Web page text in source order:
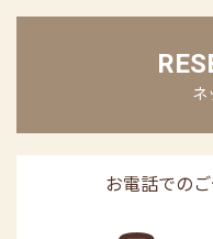
ネ
お電話での